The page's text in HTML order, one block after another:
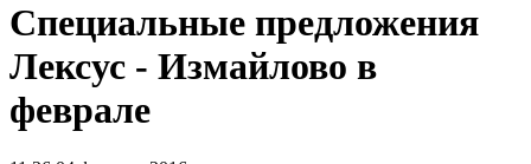
Специальные предложения
Лексус - Измайлово в
феврале